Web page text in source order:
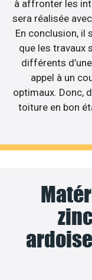
à affronter les
sera réalisée
En conclusion, il
que les travaux
différents
appel à un
optimaux. Donc,
toiture en bon